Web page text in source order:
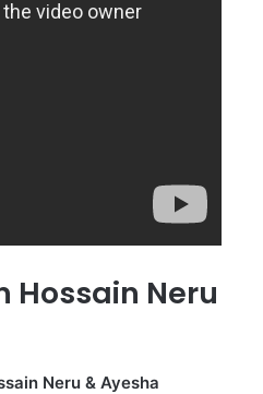
Hossain Neru
Neru & Ayesha